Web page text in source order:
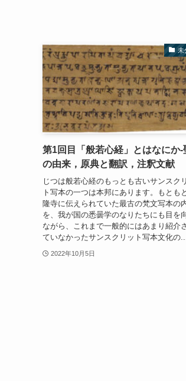
未
第1回目「般若心経」とはなにか-
の由来，原典と翻訳，注釈文献
じつは般若心経のもっとも古いサンスク
ト写本の一つは本邦にあります。もとも
隆寺に伝えられていた最古の梵文写本の
を、我が国の悉曇学のなりたちにも目を
ながら、これまで一般的にはあまり紹介
ていなかったサンスクリット写本文化の...
2022年10月5日